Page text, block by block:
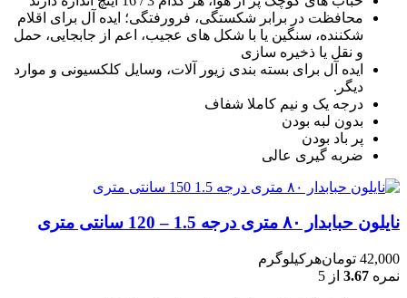
محافظت در برابر شکستگی، فرورفتگی؛ ايده آل برای اقلام
شکننده، سنگين يا با شکل های عجيب، اعم از جابجايی، حمل
و نقل يا ذخيره سازی
ایده آل برای بسته بندی زیور آلات، وسایل کلکسیونی و موارد
دیگر.
درجه یک و نیم کاملا شفاف
بدون لبه بودن
پر باد بودن
ضربه گیری عالی
نایلون حبابدار ۸۰ متری درجه 1.5 – 120 سانتی متری
42,000 تومانهرکیلوگرم
نمره 3.67 از 5